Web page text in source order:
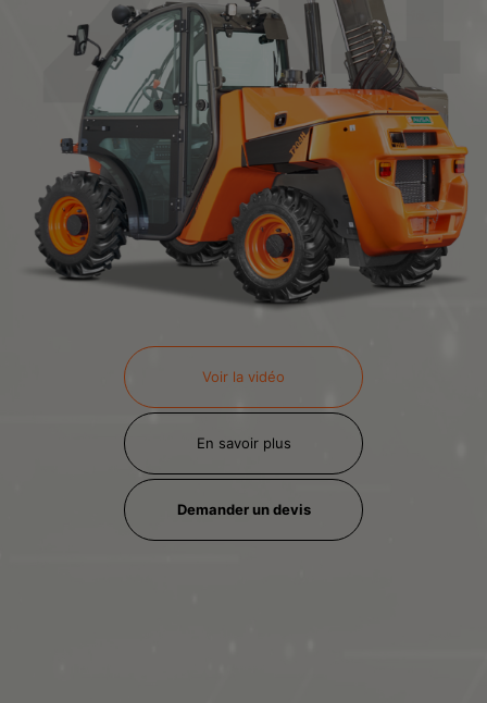
Voir la vidéo
En savoir plus
Demander un devis